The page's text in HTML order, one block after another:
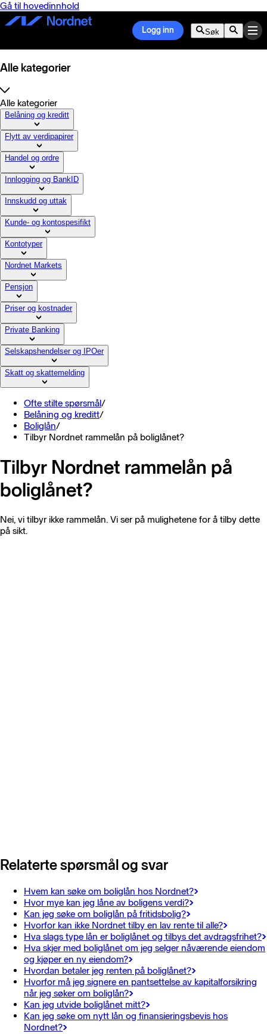
Gå til hovedinnhold
Logg inn Søk
Alle kategorier
Alle kategorier
Belåning og kreditt
Flytt av verdipapirer
Handel og ordre
Innlogging og BankID
Innskudd og uttak
Kunde- og kontospesifikt
Kontotyper
Nordnet Markets
Pensjon
Priser og kostnader
Private Banking
Selskapshendelser og IPOer
Skatt og skattemelding
Ofte stilte spørsmål/
Belåning og kreditt/
Boliglån/
Tilbyr Nordnet rammelån på boliglånet?
Tilbyr Nordnet rammelån på
boliglånet?
Nei, vi tilbyr ikke rammelån. Vi ser på mulighetene for å tilby dette
på sikt.
Relaterte spørsmål og svar
Hvem kan søke om boliglån hos Nordnet?
Hvor mye kan jeg låne av boligens verdi?
Kan jeg søke om boliglån på fritidsbolig?
Hvorfor kan ikke Nordnet tilby en lav rente til alle?
Hva slags type lån er boliglånet og tilbys det avdragsfrihet?
Hva skjer med boliglånet om jeg selger nåværende eiendom
og kjøper en ny eiendom?
Hvordan betaler jeg renten på boliglånet?
Hvorfor må jeg signere en pantsettelse av kapitalforsikring
når jeg søker om boliglån?
Kan jeg utvide boliglånet mitt?
Kan jeg søke om nytt lån og finansieringsbevis hos
Nordnet?